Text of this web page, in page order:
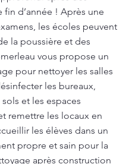
fin d’année ! Après une
les écoles peuvent
la poussière et des
vous propose un
pour nettoyer les salles
les bureaux,
et les espaces
remettre les locaux en
les élèves dans un
propre et sain pour la
après construction